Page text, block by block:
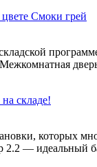
Смоки грей
складе!
которых
2.2 — идеальный